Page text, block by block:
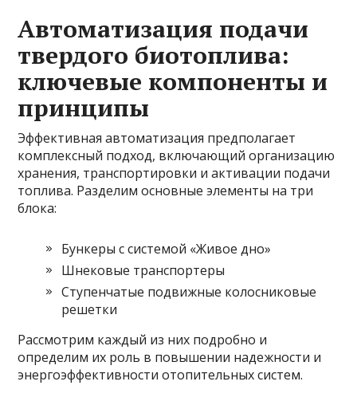
Автоматизация подачи
твердого биотоплива:
ключевые компоненты и
принципы
Эффективная автоматизация предполагает
комплексный подход, включающий организацию
хранения, транспортировки и активации подачи
топлива. Разделим основные элементы на три
блока:
Бункеры с системой «Живое дно»
Шнековые транспортеры
Ступенчатые подвижные колосниковые
решетки
Рассмотрим каждый из них подробно и
определим их роль в повышении надежности и
энергоэффективности отопительных систем.